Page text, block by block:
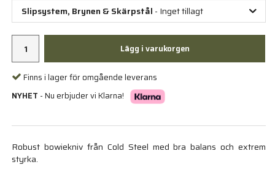
Slipsystem, Brynen & Skärpstål - Inget tillagt
Lägg i varukorgen
Finns i lager för omgående leverans
NYHET - Nu erbjuder vi Klarna!
Robust bowiekniv från Cold Steel med bra balans och extrem
styrka.